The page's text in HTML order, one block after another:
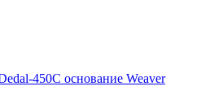
450С основание Weaver